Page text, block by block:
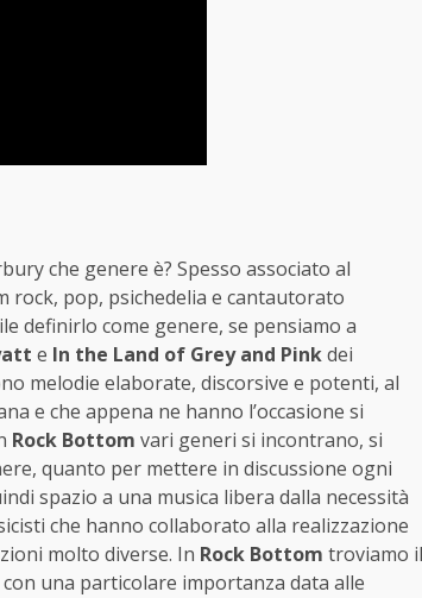
che genere è? Spesso associato al
rock, pop, psichedelia e cantautorato
definirlo come genere, se pensiamo a
e In the Land of Grey and Pinkdei
melodie elaborate, discorsive e potenti, al
e che appena ne hanno l’occasione si
Rock Bottom vari generi si incontrano, si
quanto per mettere in discussione ogni
spazio a una musica libera dalla necessità
che hanno collaborato alla realizzazione
molto diverse. In Rock Bottom troviamo il
una particolare importanza data alle